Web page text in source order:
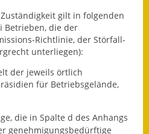
Notfallplanung
Ortsplan
Schadensmeldung
Straßenbau
gilt in folgenden
Betrieben, die der
Richtlinie, der Störfall-
unterliegen):
der jeweils örtlich
für Betriebsgelände,
die in Spalte d des Anhangs
genehmigungsbedürftige